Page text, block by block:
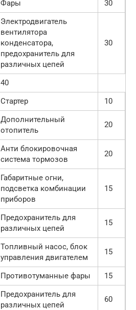
Фары 30
Электродвигатель
вентилятора
конденсатора,
предохранитель для
различных цепей
30
40
Стартер 10
Дополнительный
отопитель
20
Анти блокировочная
система тормозов
20
Габаритные огни,
подсветка комбинации
приборов
15
Предохранитель для
различных цепей
15
Топливный насос, блок
управления двигателем
15
Противотуманные фары 15
Предохранитель для
различных цепей
60